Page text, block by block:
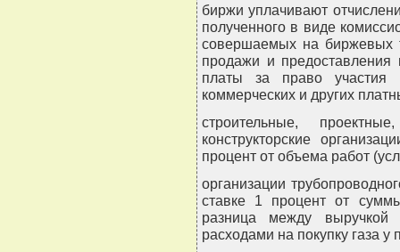
биржи уплачивают
полученного в виде
совершаемых на биржевых
продажи и предоставления
платы за право участия
коммерческих и других
строительные,
конструкторские
процент от объема работ
организации
ставке 1 процент от
разница между выручкой
расходами на покупку газа у